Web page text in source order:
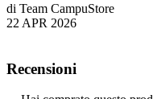
di Team CampuStore
22 APR 2026
Recensioni